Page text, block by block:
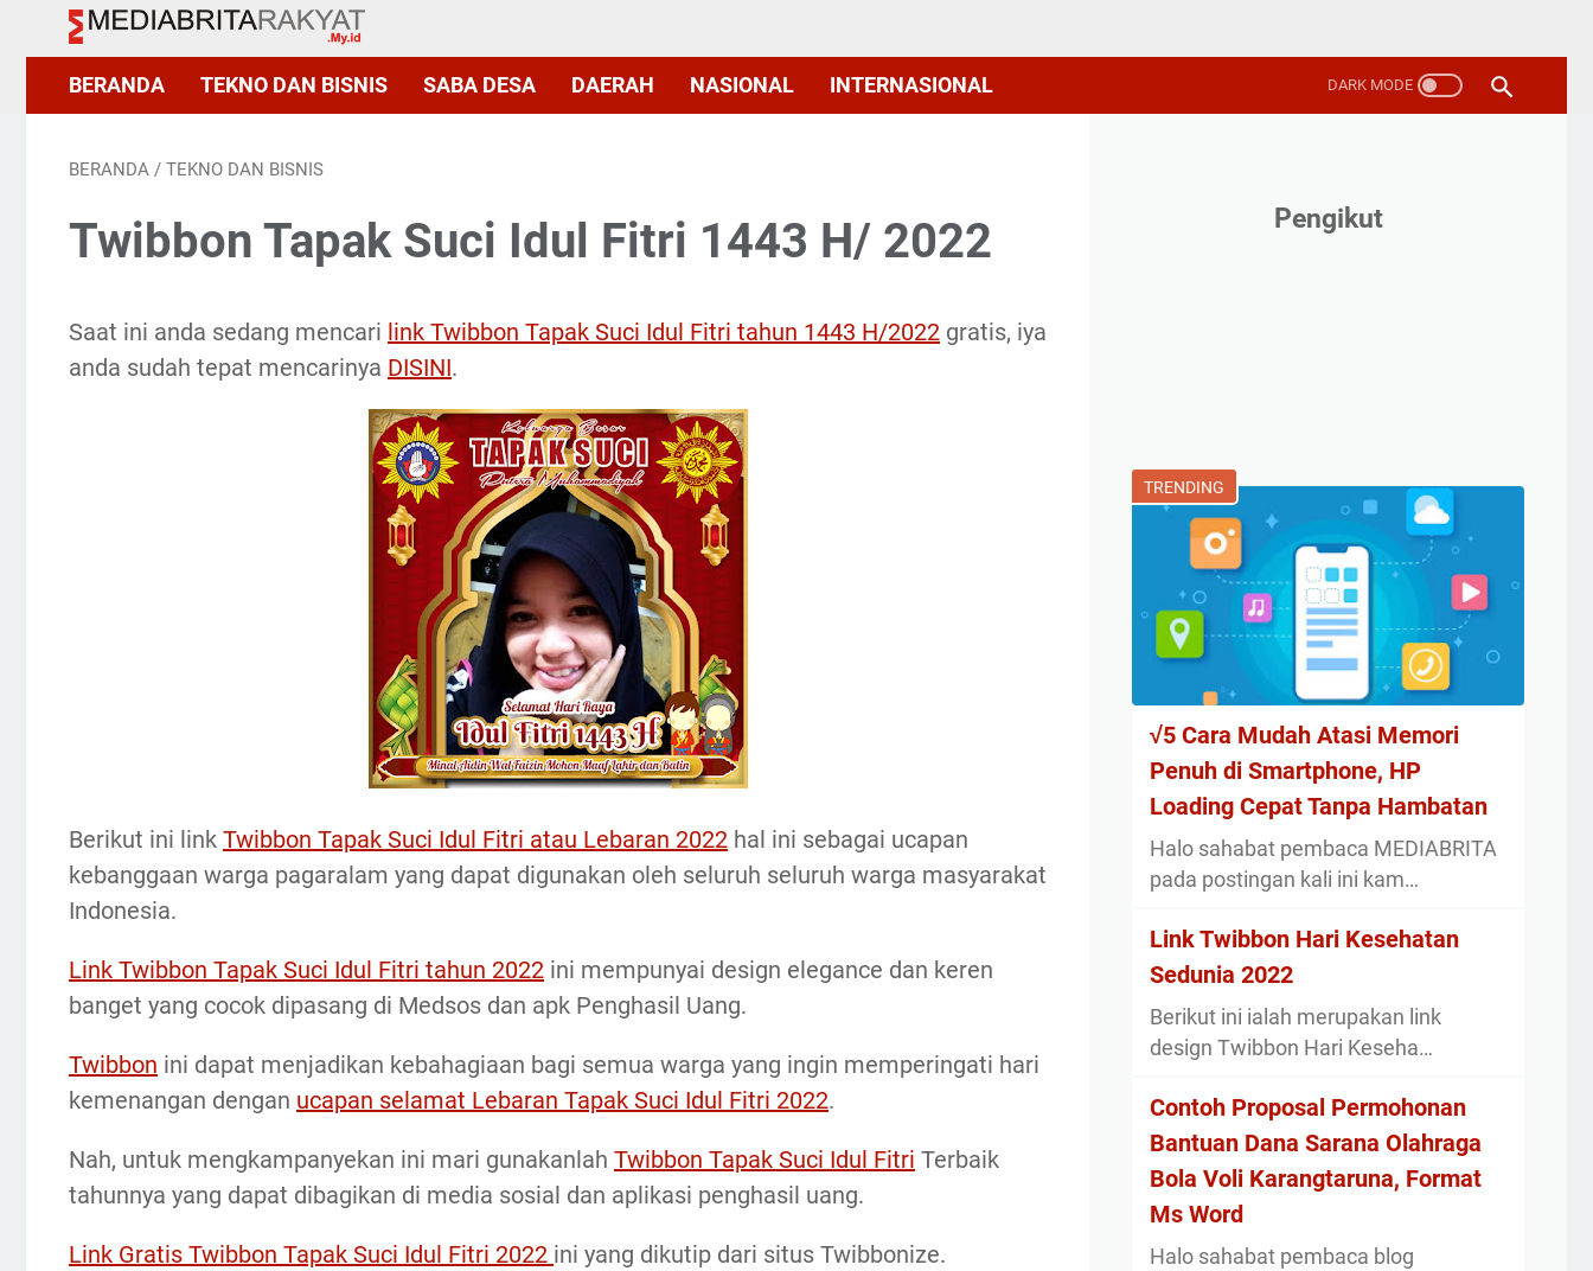
BERANDA TEKNO DAN BISNIS SABA DESA DAERAH NASIONAL INTERNASIONAL
BERANDA / TEKNO DAN BISNIS
Twibbon Tapak Suci Idul Fitri 1443 H/ 2022
Saat ini anda sedang mencari link Twibbon Tapak Suci Idul Fitri tahun 1443 H/2022 gratis, iya
anda sudah tepat mencarinya DISINI.
Berikut ini link Twibbon Tapak Suci Idul Fitri atau Lebaran 2022 hal ini sebagai ucapan
kebanggaan warga pagaralam yang dapat digunakan oleh seluruh seluruh warga masyarakat
Indonesia.
Link Twibbon Tapak Suci Idul Fitri tahun 2022 ini mempunyai design elegance dan keren
banget yang cocok dipasang di Medsos dan apk Penghasil Uang.
Twibbon ini dapat menjadikan kebahagiaan bagi semua warga yang ingin memperingati hari
kemenangan dengan ucapan selamat Lebaran Tapak Suci Idul Fitri 2022.
Nah, untuk mengkampanyekan ini mari gunakanlah Twibbon Tapak Suci Idul Fitri Terbaik
tahunnya yang dapat dibagikan di media sosial dan aplikasi penghasil uang.
Link Gratis Twibbon Tapak Suci Idul Fitri 2022 ini yang dikutip dari situs Twibbonize.
Pengikut
TRENDING
√5 Cara Mudah Atasi Memori
Penuh di Smartphone, HP
Loading Cepat Tanpa Hambatan
Halo sahabat pembaca MEDIABRITA
pada postingan kali ini kam…
Link Twibbon Hari Kesehatan
Sedunia 2022
Berikut ini ialah merupakan link
design Twibbon Hari Keseha…
Contoh Proposal Permohonan
Bantuan Dana Sarana Olahraga
Bola Voli Karangtaruna, Format
Ms Word
Halo sahabat pembaca blog